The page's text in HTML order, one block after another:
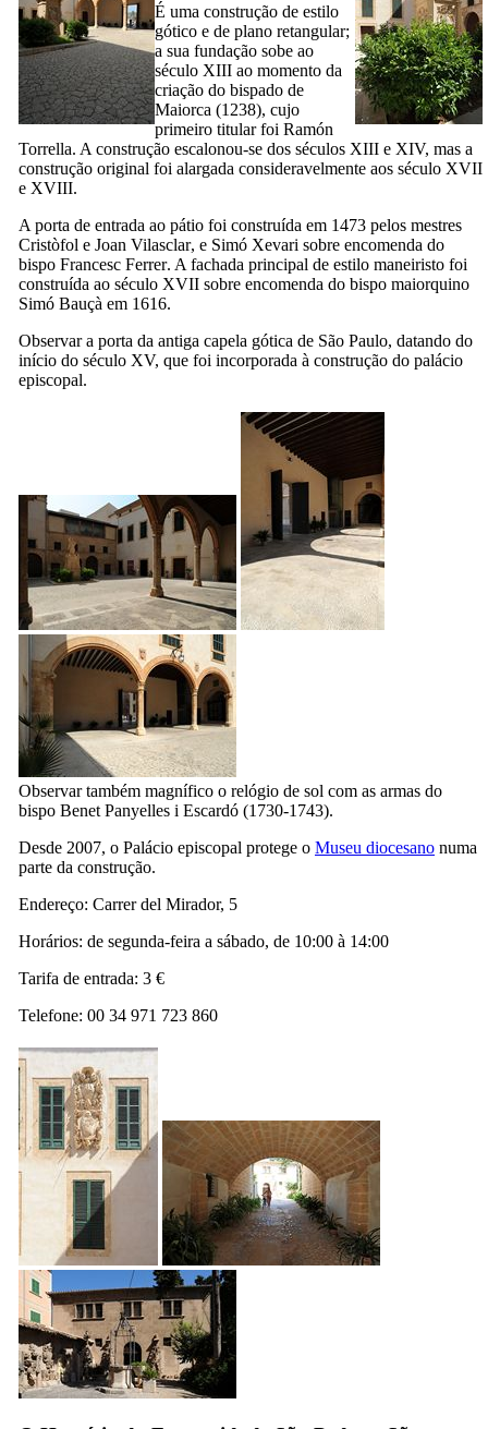
É uma construção de estilo
gótico e de plano retangular;
a sua fundação sobe ao
século XIII ao momento da
criação do bispado de
Maiorca (1238), cujo
primeiro titular foi Ramón
Torrella. A construção escalonou-se dos séculos XIII e XIV, mas a
construção original foi alargada consideravelmente aos século XVII
e XVIII.
A porta de entrada ao pátio foi construída em 1473 pelos mestres
Cristòfol e Joan Vilasclar, e Simó Xevari sobre encomenda do
bispo Francesc Ferrer. A fachada principal de estilo maneiristo foi
construída ao século XVII sobre encomenda do bispo maiorquino
Simó Bauçà em 1616.
Observar a porta da antiga capela gótica de São Paulo, datando do
início do século XV, que foi incorporada à construção do palácio
episcopal.
Observar também magnífico o relógio de sol com as armas do
bispo Benet Panyelles i Escardó (1730-1743).
Desde 2007, o Palácio episcopal protege o Museu diocesano numa
parte da construção.
Endereço: Carrer del Mirador, 5
Horários: de segunda-feira a sábado, de 10:00 à 14:00
Tarifa de entrada: 3 €
Telefone: 00 34 971 723 860